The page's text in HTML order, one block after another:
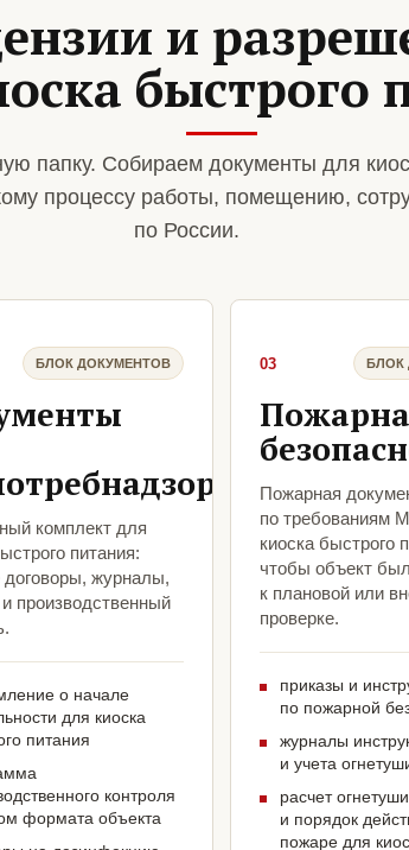
и
быстрого
папку. Собираем документы для
процессу работы, помещению,
по России.
БЛОК ДОКУМЕНТОВ
комплект для
питания:
договоры, журналы,
производственный
о начале
для киоска
питания
контроля
формата объекта
03 БЛОК
Пожарная
по требованиям
киоска быстрого
чтобы объект
к плановой или
проверке.
приказы и
по пожарной
журналы
и учета
расчет
и порядок
пожаре для